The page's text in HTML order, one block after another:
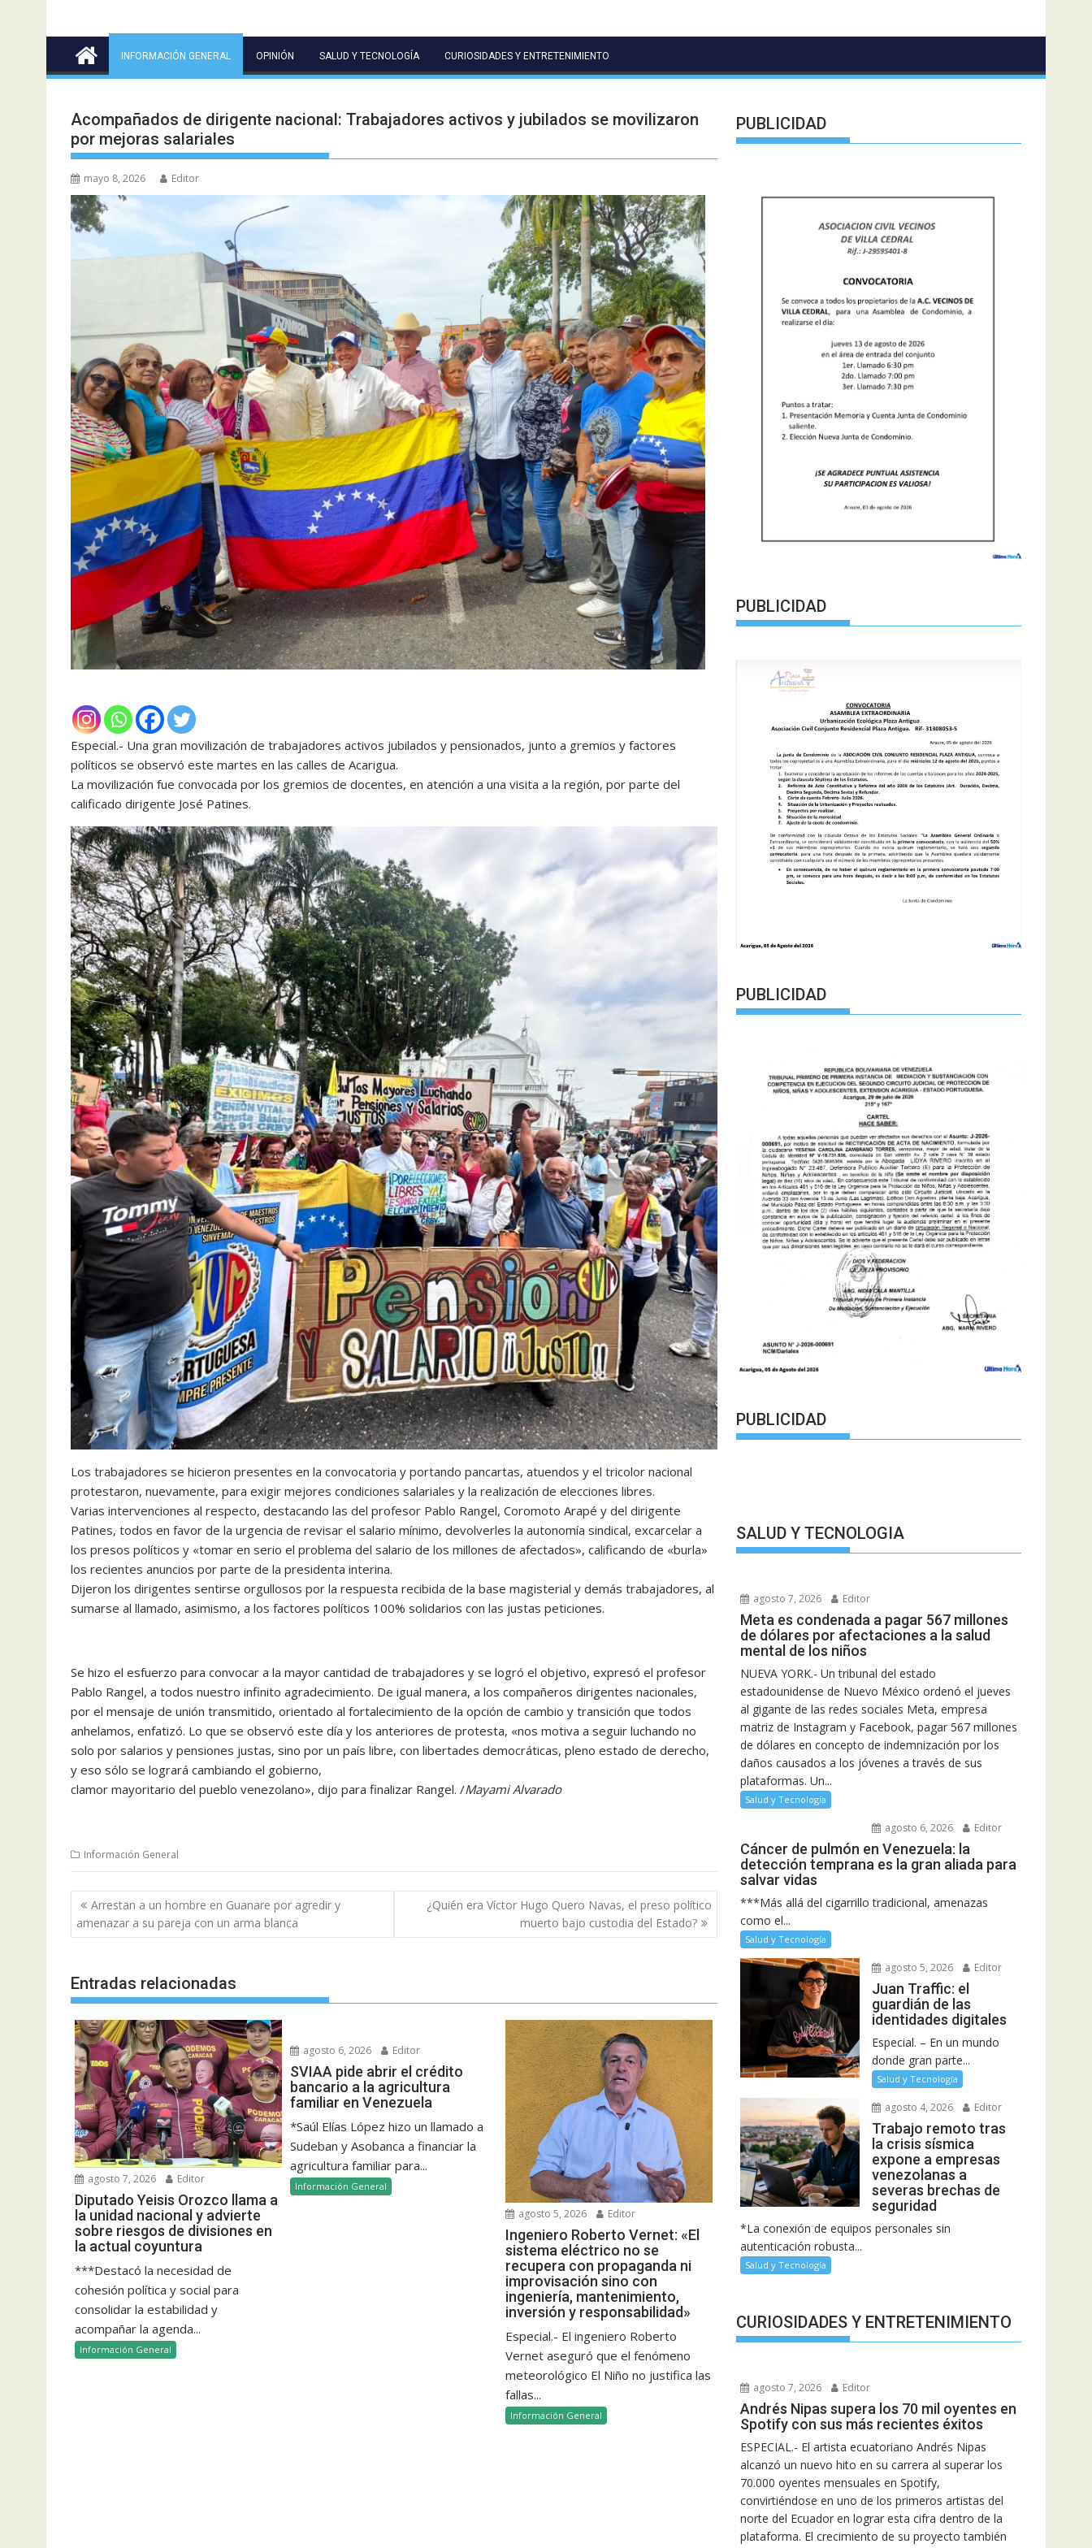
INFORMACIÓN GENERAL OPINIÓN SALUD Y TECNOLOGÍA CURIOSIDADES Y ENTRETENIMIENTO
Acompañados de dirigente nacional: Trabajadores activos y jubilados se movilizaron
por mejoras salariales
mayo 8, 2026 Editor
Especial.- Una gran movilización de trabajadores activos jubilados y pensionados, junto a gremios y factores
políticos se observó este martes en las calles de Acarigua.
La movilización fue convocada por los gremios de docentes, en atención a una visita a la región, por parte del
calificado dirigente José Patines.
Los trabajadores se hicieron presentes en la convocatoria y portando pancartas, atuendos y el tricolor nacional
protestaron, nuevamente, para exigir mejores condiciones salariales y la realización de elecciones libres.
Varias intervenciones al respecto, destacando las del profesor Pablo Rangel, Coromoto Arapé y del dirigente
Patines, todos en favor de la urgencia de revisar el salario mínimo, devolverles la autonomía sindical, excarcelar a
los presos políticos y «tomar en serio el problema del salario de los millones de afectados», calificando de «burla»
los recientes anuncios por parte de la presidenta interina.
Dijeron los dirigentes sentirse orgullosos por la respuesta recibida de la base magisterial y demás trabajadores, al
sumarse al llamado, asimismo, a los factores políticos 100% solidarios con las justas peticiones.
Se hizo el esfuerzo para convocar a la mayor cantidad de trabajadores y se logró el objetivo, expresó el profesor
Pablo Rangel, a todos nuestro infinito agradecimiento. De igual manera, a los compañeros dirigentes nacionales,
por el mensaje de unión transmitido, orientado al fortalecimiento de la opción de cambio y transición que todos
anhelamos, enfatizó. Lo que se observó este día y los anteriores de protesta, «nos motiva a seguir luchando no
solo por salarios y pensiones justas, sino por un país libre, con libertades democráticas, pleno estado de derecho,
y eso sólo se logrará cambiando el gobierno,
clamor mayoritario del pueblo venezolano», dijo para finalizar Rangel. /Mayami Alvarado
Información General
Navegación
de
entradas
Arrestan a un hombre en Guanare por agredir y
amenazar a su pareja con un arma blanca
¿Quién era Víctor Hugo Quero Navas, el preso político
muerto bajo custodia del Estado?
Entradas relacionadas
agosto 7, 2026 Editor
Diputado Yeisis Orozco llama a
la unidad nacional y advierte
sobre riesgos de divisiones en
la actual coyuntura
***Destacó la necesidad de
cohesión política y social para
consolidar la estabilidad y
acompañar la agenda...
Información General
agosto 6, 2026 Editor
SVIAA pide abrir el crédito
bancario a la agricultura
familiar en Venezuela
*Saúl Elías López hizo un llamado a
Sudeban y Asobanca a financiar la
agricultura familiar para...
Información General
agosto 5, 2026 Editor
Ingeniero Roberto Vernet: «El
sistema eléctrico no se
recupera con propaganda ni
improvisación sino con
ingeniería, mantenimiento,
inversión y responsabilidad»
Especial.- El ingeniero Roberto
Vernet aseguró que el fenómeno
meteorológico El Niño no justifica las
fallas...
Información General
PUBLICIDAD
PUBLICIDAD
PUBLICIDAD
PUBLICIDAD
SALUD Y TECNOLOGIA
agosto 7, 2026 Editor
Meta es condenada a pagar 567 millones
de dólares por afectaciones a la salud
mental de los niños
NUEVA YORK.- Un tribunal del estado
estadounidense de Nuevo México ordenó el jueves
al gigante de las redes sociales Meta, empresa
matriz de Instagram y Facebook, pagar 567 millones
de dólares en concepto de indemnización por los
daños causados a los jóvenes a través de sus
plataformas. Un...
Salud y Tecnología
agosto 6, 2026 Editor
Cáncer de pulmón en Venezuela: la
detección temprana es la gran aliada para
salvar vidas
***Más allá del cigarrillo tradicional, amenazas
como el...
Salud y Tecnología
agosto 5, 2026 Editor
Juan Traffic: el
guardián de las
identidades digitales
Especial. – En un mundo
donde gran parte...
Salud y Tecnología
agosto 4, 2026 Editor
Trabajo remoto tras
la crisis sísmica
expone a empresas
venezolanas a
severas brechas de
seguridad
*La conexión de equipos personales sin
autenticación robusta...
Salud y Tecnología
CURIOSIDADES Y ENTRETENIMIENTO
agosto 7, 2026 Editor
Andrés Nipas supera los 70 mil oyentes en
Spotify con sus más recientes éxitos
ESPECIAL.- El artista ecuatoriano Andrés Nipas
alcanzó un nuevo hito en su carrera al superar los
70.000 oyentes mensuales en Spotify,
convirtiéndose en uno de los primeros artistas del
norte del Ecuador en lograr esta cifra dentro de la
plataforma. El crecimiento de su proyecto también